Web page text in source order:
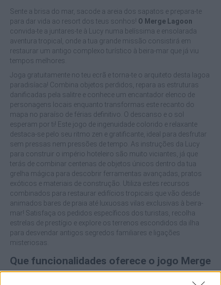
Sente a brisa do mar, sacode a areia dos sapatos e prepara-te
para dar vida ao resort dos teus sonhos! O Merge Lagoon
convida-te a juntares-te à Lucy numa belíssima e ensolarada
aventura tropical, onde a tua grande missão consistirá em
restaurar um antigo complexo turístico à beira-mar que já viu
tempos melhores.
Joga gratuitamente no teu ecrã e torna-te o arquiteto desta lagoa
paradisíaca! Combina objetos perdidos, repara as estruturas
danificadas pela salitre e conhece um encantador elenco de
personagens locais enquanto transformas este recanto do
mapa no paraíso de férias definitivo. O descanso e o sol
esperam por ti! Este jogo de ingenuidade colorido e relaxante
destaca-se pelo seu ritmo zen e gratificante, ideal para desfrutar
sem pressas nem pressões de tempo. As instruções da Lucy
para construir o império hoteleiro são muito viciantes, já que
terás de combinar centenas de objetos únicos dentro da tua
grelha mágica para descobrir ferramentas avançadas, pratos
exóticos e materiais de construção. Utiliza estes recursos
combinados para restaurar edifícios tropicais que vão desde
animados bares de praia até luxuosas vilas exclusivas à beira-
mar! Satisfaça os pedidos específicos dos turistas, recolha
estrelas de prestígio e explore os terrenos escondidos da ilha
para desvendar antigos segredos familiares e ligações
misteriosas.
Que funcionalidades oferece o jogo Merge